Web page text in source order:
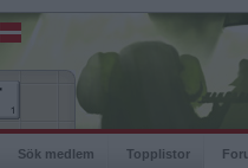
Sök medlem Topplistor